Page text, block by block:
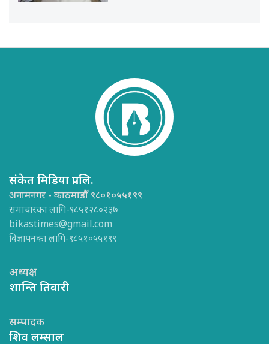
संकेत मिडिया प्रा.लि.
अनामनगर - काठमाडौँ ९८०१०५५१९९
समाचारका लागि-९८५१२८०२३७
bikastimes@gmail.com
विज्ञापनका लागि-९८५१०५५१९९
अध्यक्ष
शान्ति तिवारी
सम्पादक
शिव लम्साल